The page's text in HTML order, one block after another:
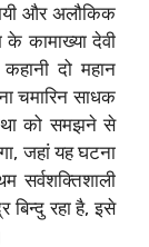
और अलौकिक
कामाख्या देवी
दो महान
चमारिन साधक
को समझने से
जहां यह घटना
सर्वशक्तिशाली
रहा है, इसे